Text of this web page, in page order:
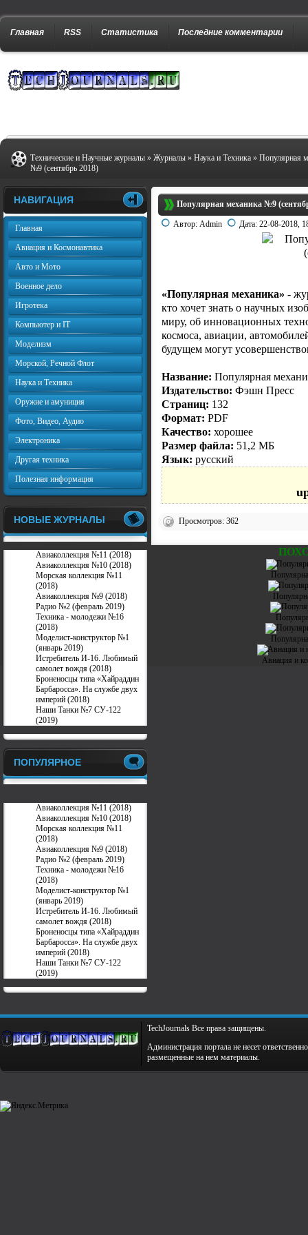
Главная RSS Статистика Последние комментарии
Технические и Научные журналы » Журналы » Наука и Техника » Популярная
№9 (сентябрь 2018)
Популярная механика №9
Автор: Admin Дата: 22-08-2018,
«Популярная механика» -
кто хочет знать о научных
миру, об инновационных
космоса, авиации,
будущем могут
Название: Популярная
Издательство: Фэшн Пресс
Страниц: 132
Формат: PDF
Качество: хорошее
Размер файла: 51,2 МБ
Язык: русский
Просмотров: 362
Авиация и
НАВИГАЦИЯ
Главная
Авиация и Космонавтика
Авто и Мото
Военное дело
Игротека
Компьютер и IT
Моделизм
Морской, Речной Флот
Наука и Техника
Оружие и амуниция
Фото, Видео, Аудио
Электроника
Другая техника
Полезная информация
НОВЫЕ ЖУРНАЛЫ
Авиаколлекция №11 (2018)
Авиаколлекция №10 (2018)
Морская коллекция №11
(2018)
Авиаколлекция №9 (2018)
Радио №2 (февраль 2019)
Техника - молодежи №16
(2018)
Моделист-конструктор №1
(январь 2019)
Истребитель И-16. Любимый
самолет вождя (2018)
Броненосцы типа «Хайраддин
Барбаросса». На службе двух
империй (2018)
Наши Танки №7 СУ-122
(2019)
ПОПУЛЯРНОЕ
Авиаколлекция №11 (2018)
Авиаколлекция №10 (2018)
Морская коллекция №11
(2018)
Авиаколлекция №9 (2018)
Радио №2 (февраль 2019)
Техника - молодежи №16
(2018)
Моделист-конструктор №1
(январь 2019)
Истребитель И-16. Любимый
самолет вождя (2018)
Броненосцы типа «Хайраддин
Барбаросса». На службе двух
империй (2018)
Наши Танки №7 СУ-122
(2019)
TechJournals Все права защищены.
Администрация портала не несет
размещенные на нем материалы.